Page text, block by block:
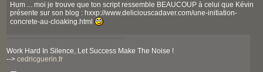
Hum ... moi je trouve que ton script ressemble BEAUCOUP à celui que Kévin
présente sur son blog : hxxp://www.deliciouscadaver.com/une-initiation-
concrete-au-cloaking.html
Work Hard In Silence, Let Success Make The Noise !
--> cedricguerin.fr